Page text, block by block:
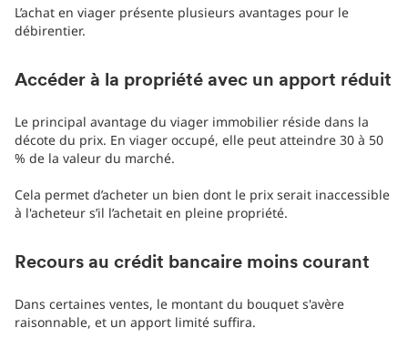
L’achat en viager présente plusieurs avantages pour le
débirentier.
Accéder à la propriété avec un apport réduit
Le principal avantage du viager immobilier réside dans la
décote du prix. En viager occupé, elle peut atteindre 30 à 50
% de la valeur du marché.
Cela permet d’acheter un bien dont le prix serait inaccessible
à l'acheteur s’il l’achetait en pleine propriété.
Recours au crédit bancaire moins courant
Dans certaines ventes, le montant du bouquet s'avère
raisonnable, et un apport limité suffira.